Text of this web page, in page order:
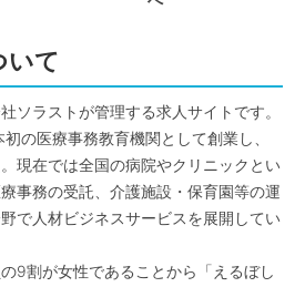
いて
ソラストが管理する求人サイトです。
の医療事務教育機関として創業し、
現在では全国の病院やクリニックとい
事務の受託、介護施設・保育園等の運
で人材ビジネスサービスを展開してい
9割が女性であることから「えるぼし